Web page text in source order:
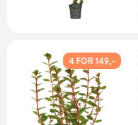
4 FOR 149,-